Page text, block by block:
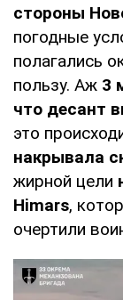
стороны
погодные
полагались
пользу. Аж 3
что десант
это
накрывала
жирной цели
Himars,
очертили